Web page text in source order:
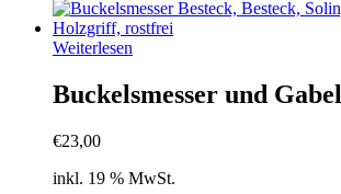
Weiterlesen
Buckelsmesser und Gabel
€23,00
inkl. 19 % MwSt.